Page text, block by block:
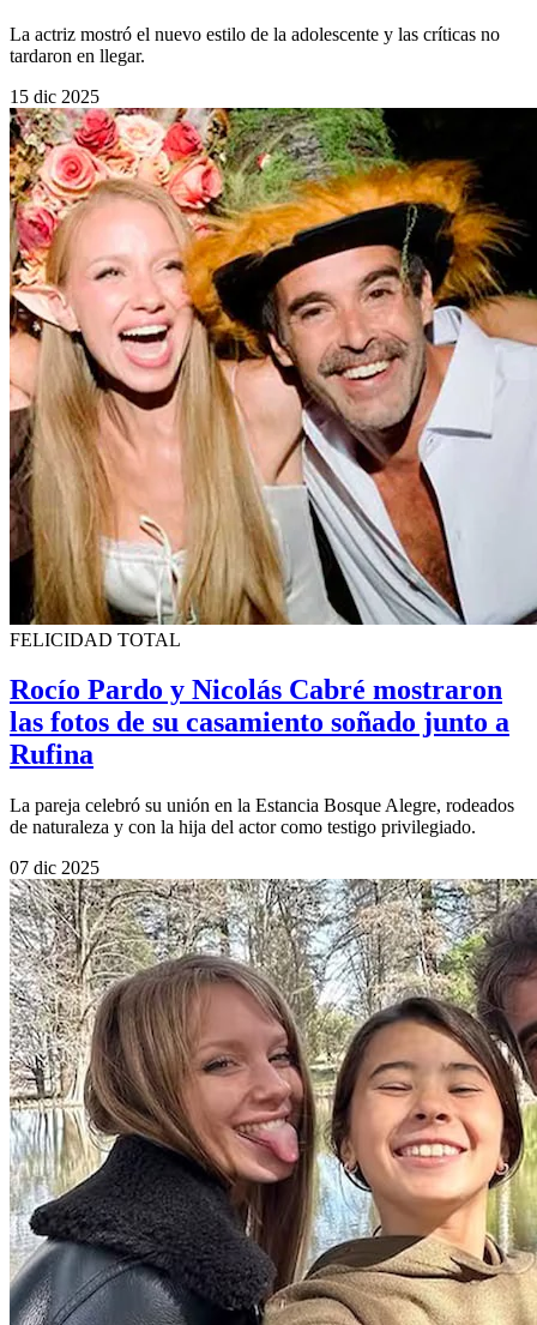
La actriz mostró el nuevo estilo de la adolescente y las críticas no
tardaron en llegar.
15 dic 2025
FELICIDAD TOTAL
Rocío Pardo y Nicolás Cabré mostraron
las fotos de su casamiento soñado junto a
Rufina
La pareja celebró su unión en la Estancia Bosque Alegre, rodeados
de naturaleza y con la hija del actor como testigo privilegiado.
07 dic 2025